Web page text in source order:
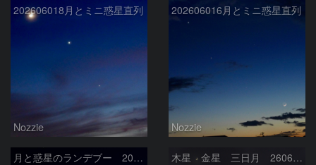
202606018月とミニ惑星直列
Nozzie
202606016月とミニ惑星直列
Nozzie
月と惑星のランデブー 2026/06/19 木星 金星 三日月 260618